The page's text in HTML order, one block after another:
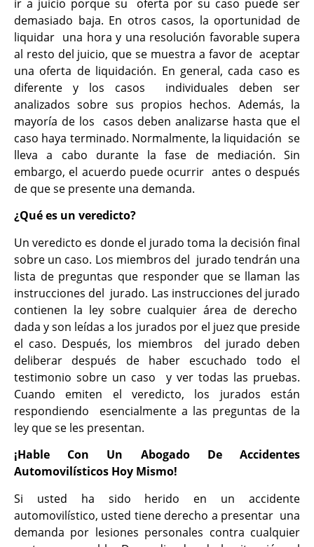
ir a juicio porque su oferta por su caso puede ser
demasiado baja. En otros casos, la oportunidad de
liquidar una hora y una resolución favorable supera
al resto del juicio, que se muestra a favor de aceptar
una oferta de liquidación. En general, cada caso es
diferente y los casos individuales deben ser
analizados sobre sus propios hechos. Además, la
mayoría de los casos deben analizarse hasta que el
caso haya terminado. Normalmente, la liquidación se
lleva a cabo durante la fase de mediación. Sin
embargo, el acuerdo puede ocurrir antes o después
de que se presente una demanda.
¿Qué es un veredicto?
Un veredicto es donde el jurado toma la decisión final
sobre un caso. Los miembros del jurado tendrán una
lista de preguntas que responder que se llaman las
instrucciones del jurado. Las instrucciones del jurado
contienen la ley sobre cualquier área de derecho
dada y son leídas a los jurados por el juez que preside
el caso. Después, los miembros del jurado deben
deliberar después de haber escuchado todo el
testimonio sobre un caso y ver todas las pruebas.
Cuando emiten el veredicto, los jurados están
respondiendo esencialmente a las preguntas de la
ley que se les presentan.
¡Hable Con Un Abogado De Accidentes
Automovilísticos Hoy Mismo!
Si usted ha sido herido en un accidente
automovilístico, usted tiene derecho a presentar una
demanda por lesiones personales contra cualquier